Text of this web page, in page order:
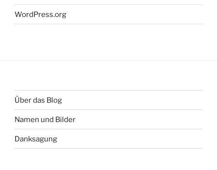
WordPress.org
Über das Blog
Namen und Bilder
Danksagung